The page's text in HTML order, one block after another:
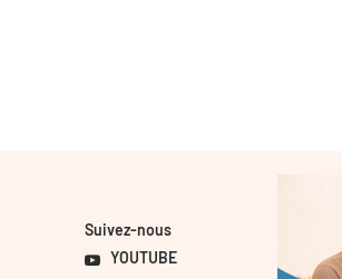
Suivez-nous
YOUTUBE